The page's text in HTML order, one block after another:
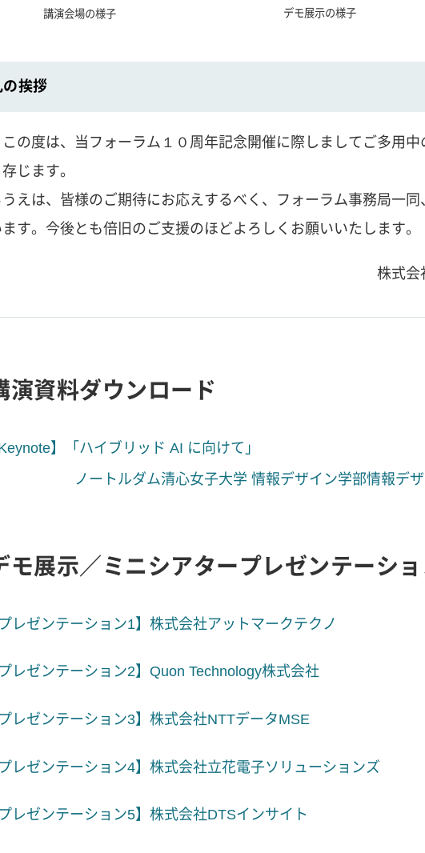
講演会場の様子 デモ展示の様子
挨拶
の度は、当フォーラム１０周年記念開催に際しましてご多用
じます。
えは、皆様のご期待にお応えするべく、フォーラム事務局一
す。今後とも倍旧のご支援のほどよろしくお願いいたします。
株式会
演資料ダウンロード
】「ハイブリッド AI に向けて」
ルダム清心女子大学 情報デザイン学部情報デザイ
モ展示／ミニシアタープレゼンテーシ
レゼンテーション1】株式会社アットマークテクノ
レゼンテーション2】Quon Technology株式会社
レゼンテーション3】株式会社NTTデータMSE
レゼンテーション4】株式会社立花電子ソリューションズ
レゼンテーション5】株式会社DTSインサイト